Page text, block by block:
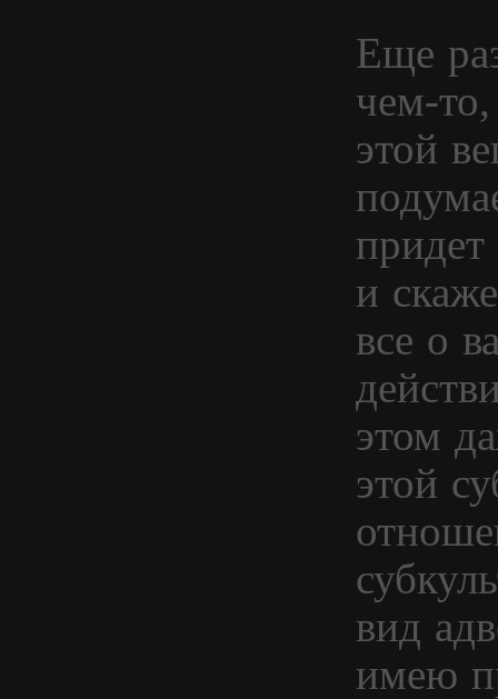
Еще
чем-
этой
придет
и
все о
этом
этой
вид
имею